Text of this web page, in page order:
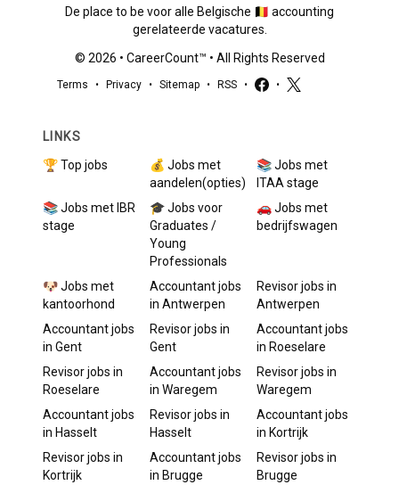
De place to be voor alle Belgische 🇧🇪 accounting
gerelateerde vacatures.
© 2026 • CareerCount™ • All Rights Reserved
Terms • Privacy • Sitemap • RSS • •
LINKS
🏆 Top jobs
💰 Jobs met
aandelen(opties)
📚 Jobs met
ITAA stage
📚 Jobs met IBR
stage
🎓 Jobs voor
Graduates /
Young
Professionals
🚗 Jobs met
bedrijfswagen
🐶 Jobs met
kantoorhond
Accountantjobs
in Antwerpen
Revisorjobs in
Antwerpen
Accountantjobs
in Gent
Revisorjobs in
Gent
Accountantjobs
in Roeselare
Revisorjobs in
Roeselare
Accountantjobs
in Waregem
Revisorjobs in
Waregem
Accountantjobs
in Hasselt
Revisorjobs in
Hasselt
Accountantjobs
in Kortrijk
Revisorjobs in
Kortrijk
Accountantjobs
in Brugge
Revisorjobs in
Brugge